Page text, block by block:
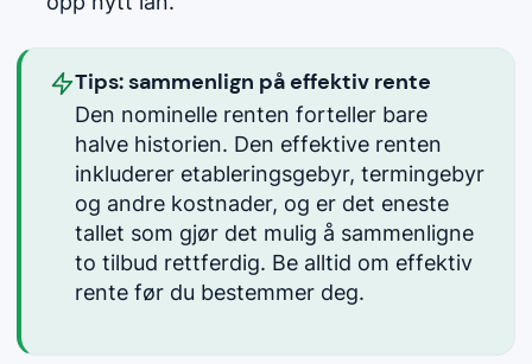
Tips: sammenlign på effektiv rente
Den nominelle renten forteller bare
halve historien. Den effektive renten
inkluderer etableringsgebyr, termingebyr
og andre kostnader, og er det eneste
tallet som gjør det mulig å sammenligne
to tilbud rettferdig. Be alltid om effektiv
rente før du bestemmer deg.